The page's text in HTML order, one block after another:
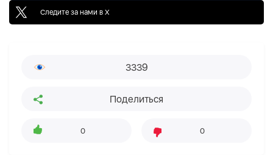
Следите за нами в X
3339
Поделиться
0 0